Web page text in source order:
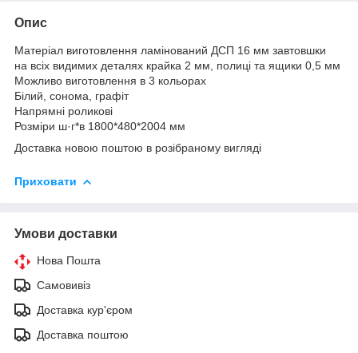
Опис
Матеріал виготовлення ламінований ДСП 16 мм завтовшки
на всіх видимих деталях крайка 2 мм, полиці та ящики 0,5 мм
Можливо виготовлення в 3 кольорах
Білий, сонома, графіт
Напрямні роликові
Розміри ш·г*в 1800*480*2004 мм
Доставка новою поштою в розібраному вигляді
Приховати
Умови доставки
Нова Пошта
Самовивіз
Доставка кур'єром
Доставка поштою